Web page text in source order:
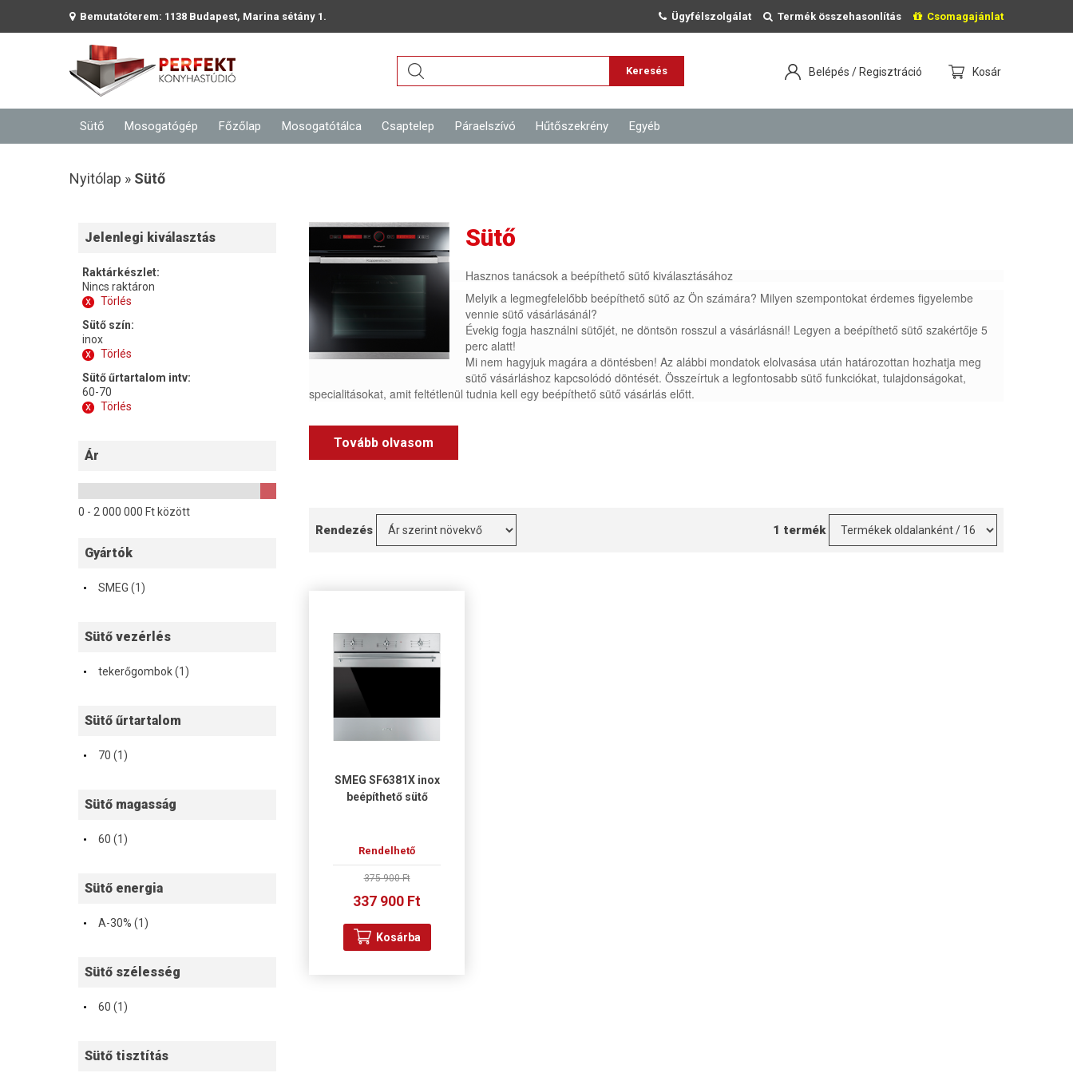
Bemutatóterem: 1138 Budapest, Marina sétány 1. Ügyfélszolgálat Termék összehasonlítás Csomagajánlat
Keresés Belépés / Regisztráció Kosár
Sütő Mosogatógép Főzőlap Mosogatótálca Csaptelep Páraelszívó Hűtőszekrény Egyéb
Nyitólap » Sütő
Jelenlegi kiválasztás
Raktárkészlet:
Nincs raktáron
x
Törlés
Sütő szín:
inox
x
Törlés
Sütő űrtartalom intv:
60-70
x
Törlés
Ár
0 - 2 000 000 Ft között
Gyártók
SMEG (1)
·
Sütő vezérlés
tekerőgombok (1)
·
Sütő űrtartalom
70 (1)
·
Sütő magasság
60 (1)
·
Sütő energia
A-30% (1)
·
Sütő szélesség
60 (1)
·
Sütő tisztítás
Sütő
Hasznos tanácsok a beépíthető sütő kiválasztásához
Melyik a legmegfelelőbb beépíthető sütő az Ön számára? Milyen szempontokat érdemes figyelembe
vennie sütő vásárlásánál?
Évekig fogja használni sütőjét, ne döntsön rosszul a vásárlásnál! Legyen a beépíthető sütő szakértője 5
perc alatt!
Mi nem hagyjuk magára a döntésben! Az alábbi mondatok elolvasása után határozottan hozhatja meg
sütő vásárláshoz kapcsolódó döntését. Összeírtuk a legfontosabb sütő funkciókat, tulajdonságokat,
specialitásokat, amit feltétlenül tudnia kell egy beépíthető sütő vásárlás előtt.
Tovább olvasom
Rendezés 1 termék
SMEG SF6381X inox
beépíthető sütő
Rendelhető
375 900 Ft
337 900 Ft
Kosárba